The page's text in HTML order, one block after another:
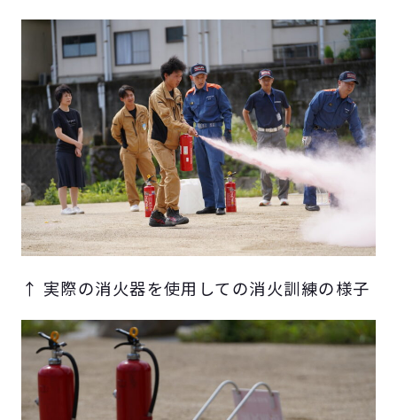
↑ 実際の消火器を使用しての消火訓練の様子